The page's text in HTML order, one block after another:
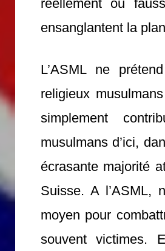
réellement ou
ensanglantent la
L’ASML ne
religieux
simplement
musulmans d’ici,
écrasante majorité
Suisse. A l’ASML,
moyen pour
souvent victimes.